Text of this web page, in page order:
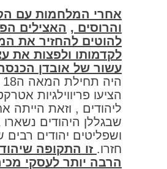
אחרי המלחמות עם
והרוסים , האצילים
להוטים להחזיר את
לקדמותו ולפצות את
עשור של אובדן
הציעו פריווילגיות
ליהודים , וזאת הייתה
שבגללן היהודים נשארו
ושפליטים יהודים רבים
חזרו. זו התקופה
הרבה יותר לעסקי